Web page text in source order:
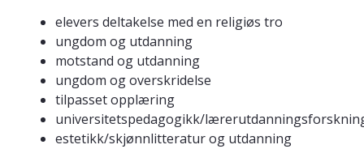
elevers deltakelse med en religiøs tro
ungdom og utdanning
motstand og utdanning
ungdom og overskridelse
tilpasset opplæring
universitetspedagogikk/
estetikk/skjønnlitteratur og utdanning